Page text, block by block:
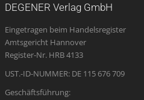
new
window
new
window
new
window
opens
in
new
new
DEGENER Verlag GmbH
Eingetragen beim Handelsregister
Amtsgericht Hannover
Register-Nr. HRB 4133
UST.-ID-NUMMER: DE 115 676 709
Geschäftsführung: